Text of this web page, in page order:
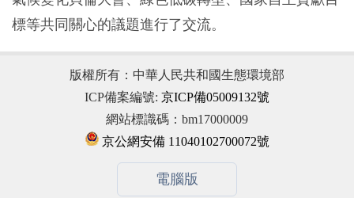
標等共同關心的議題進行了交流。
版權所有：中華人民共和國生態環境部
ICP備案編號: 京ICP備05009132號
網站標識碼：bm17000009
京公網安備 11040102700072號
電腦版